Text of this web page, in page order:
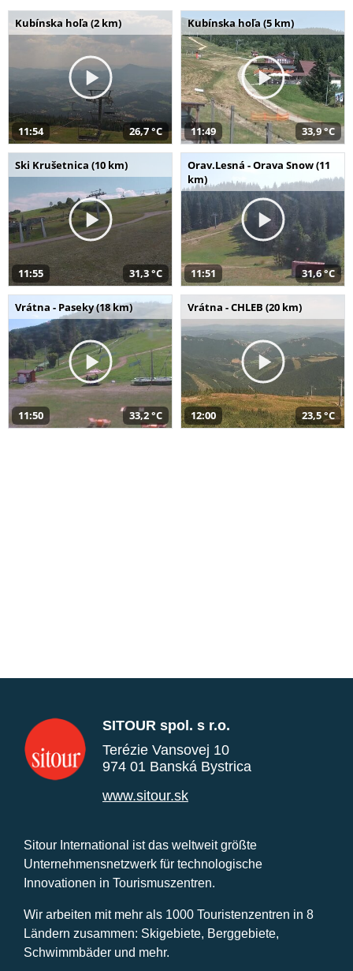
Kubínska hoľa (2 km)
11:54 26,7 °C
Kubínska hoľa (5 km)
11:49 33,9 °C
Ski Krušetnica (10 km)
11:55 31,3 °C
Orav.Lesná - Orava Snow (11
km)
11:51 31,6 °C
Vrátna - Paseky (18 km)
11:50 33,2 °C
Vrátna - CHLEB (20 km)
12:00 23,5 °C
SITOUR spol. s r.o.
Terézie Vansovej 10
974 01 Banská Bystrica
www.sitour.sk
Sitour International ist das weltweit größte
Unternehmensnetzwerk für technologische
Innovationen in Tourismuszentren.
Wir arbeiten mit mehr als 1000 Touristenzentren in 8
Ländern zusammen: Skigebiete, Berggebiete,
Schwimmbäder und mehr.